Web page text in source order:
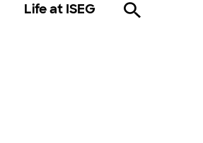
Life at ISEG